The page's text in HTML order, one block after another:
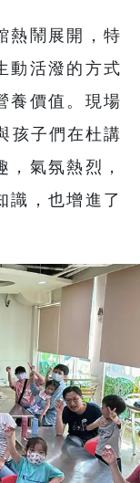
熱鬧展開，特
動活潑的方式
養價值。現場
孩子們在杜講
氣氛熱烈，
識，也增進了